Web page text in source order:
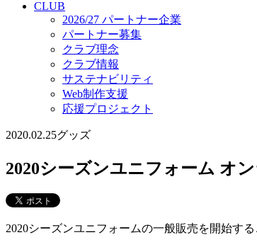
CLUB
2026/27 パートナー企業
パートナー募集
クラブ理念
クラブ情報
サステナビリティ
Web制作支援
応援プロジェクト
2020.02.25グッズ
2020シーズンユニフォーム
2020シーズンユニフォームの一般販売を開始す